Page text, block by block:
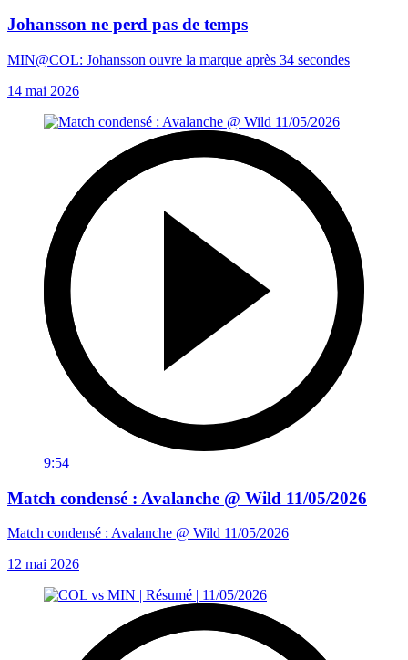
Johansson ne perd pas de temps
MIN@COL: Johansson ouvre la marque après 34 secondes
14 mai 2026
9:54
Match condensé : Avalanche @ Wild 11/05/2026
Match condensé : Avalanche @ Wild 11/05/2026
12 mai 2026